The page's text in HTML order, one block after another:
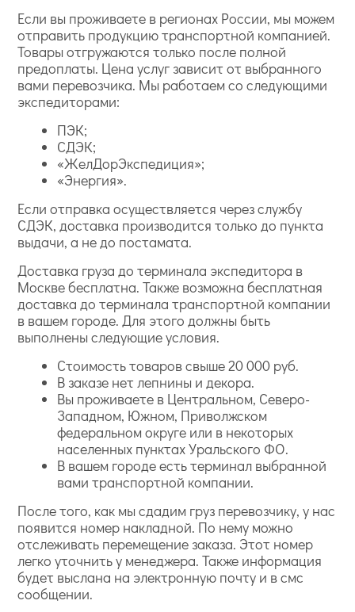
Если вы проживаете в регионах России, мы можем
отправить продукцию транспортной компанией.
Товары отгружаются только после полной
предоплаты. Цена услуг зависит от выбранного
вами перевозчика. Мы работаем со следующими
экспедиторами:
ПЭК;
СДЭК;
«ЖелДорЭкспедиция»;
«Энергия».
Если отправка осуществляется через службу
СДЭК, доставка производится только до пункта
выдачи, а не до постамата.
Доставка груза до терминала экспедитора в
Москве бесплатна. Также возможна бесплатная
доставка до терминала транспортной компании
в вашем городе. Для этого должны быть
выполнены следующие условия.
Стоимость товаров свыше 20 000 руб.
В заказе нет лепнины и декора.
Вы проживаете в Центральном, Северо-
Западном, Южном, Приволжском
федеральном округе или в некоторых
населенных пунктах Уральского ФО.
В вашем городе есть терминал выбранной
вами транспортной компании.
После того, как мы сдадим груз перевозчику, у нас
появится номер накладной. По нему можно
отслеживать перемещение заказа. Этот номер
легко уточнить у менеджера. Также информация
будет выслана на электронную почту и в смс
сообщении.